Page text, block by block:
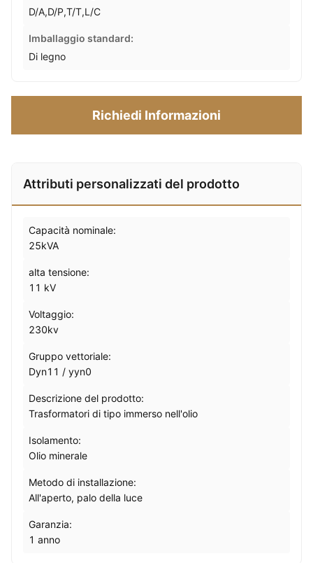
D/A,D/P,T/T,L/C
Imballaggio standard:
Di legno
Richiedi Informazioni
Attributi personalizzati del prodotto
Capacità nominale:
25kVA
alta tensione:
11 kV
Voltaggio:
230kv
Gruppo vettoriale:
Dyn11 / yyn0
Descrizione del prodotto:
Trasformatori di tipo immerso nell'olio
Isolamento:
Olio minerale
Metodo di installazione:
All'aperto, palo della luce
Garanzia:
1 anno